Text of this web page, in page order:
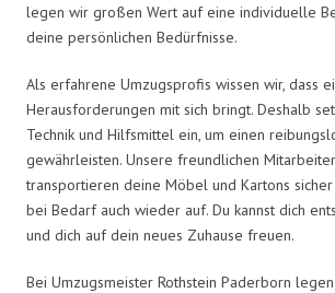
legen wir großen Wert auf eine individuelle
deine persönlichen Bedürfnisse.
Als erfahrene Umzugsprofis wissen wir, dass
Herausforderungen mit sich bringt. Deshalb
Technik und Hilfsmittel ein, um einen
gewährleisten. Unsere freundlichen
transportieren deine Möbel und Kartons
bei Bedarf auch wieder auf. Du kannst dich
und dich auf dein neues Zuhause freuen.
Bei Umzugsmeister Rothstein Paderborn